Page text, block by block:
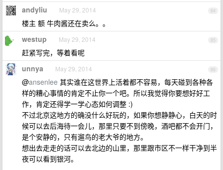
84
andyliu May 29, 2014
楼主 额 牛肉酱还在卖么。。
85
westup May 29, 2014
赶紧写完，等着看呢
86
unnya May 29, 2014
@ansenlee 其实谁在这世界上活着都不容易，每天碰到各种各
样的糟心事情的肯定不止你一个吧。所以我觉得你要想好好工
作，肯定还得学一学心态如何调整 :)
不过北京这地方的确没什么好玩的，如果你想静静心，白天的时
候可以去后海待一会儿，那里只要不到傍晚，酒吧都不会开门，
是个安静的，只有遛鸟的老大爷的地方。
想出去走走的话可以去北边的山里，那里跟市区不一样干净到半
夜可以看到银河。